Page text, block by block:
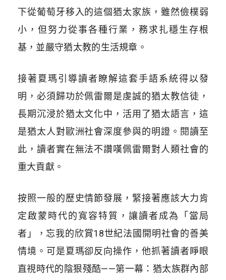
下從葡萄牙移入的這個猶太家族，雖然儉樸弱
小，但努力從事各種行業，務求扎穩生存根
基，並嚴守猶太教的生活規章。
接著夏瑪引導讀者瞭解這套手語系統得以發
明，必須歸功於佩雷爾是虔誠的猶太教信徒，
長期沉浸於猶太文化中，活用了猶太語言，這
是猶太人對歐洲社會深度參與的明證。閱讀至
此，讀者實在無法不讚嘆佩雷爾對人類社會的
重大貢獻。
按照一般的歷史情節發展，緊接著應該大力肯
定啟蒙時代的寬容特質，讓讀者成為「當局
者」，忘我的欣賞18世紀法國開明社會的善美
情境。可是夏瑪卻反向操作，他抓著讀者睜眼
直視時代的陰狠殘酷——第一幕：猶太族群內部